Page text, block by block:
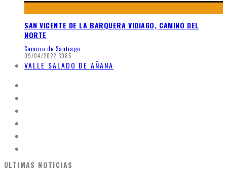
SAN VICENTE DE LA BARQUERA VIDIAGO, CAMINO DEL
NORTE
Camino de Santiago
09/04/2022 3085
VALLE SALADO DE AÑANA
ULTIMAS NOTICIAS